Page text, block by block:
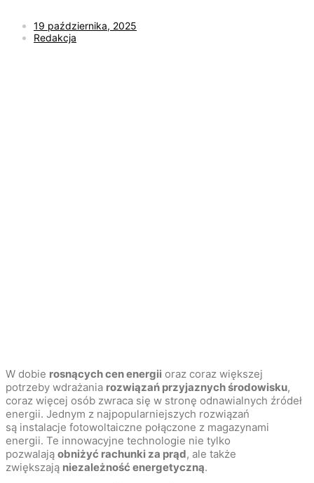
19 października, 2025
Redakcja
W dobie rosnących cen energii oraz coraz większej
potrzeby wdrażania rozwiązań przyjaznych środowisku,
coraz więcej osób zwraca się w stronę odnawialnych źródeł
energii. Jednym z najpopularniejszych rozwiązań
są instalacje fotowoltaiczne połączone z magazynami
energii. Te innowacyjne technologie nie tylko
pozwalają obniżyć rachunki za prąd, ale także
zwiększają niezależność energetyczną.